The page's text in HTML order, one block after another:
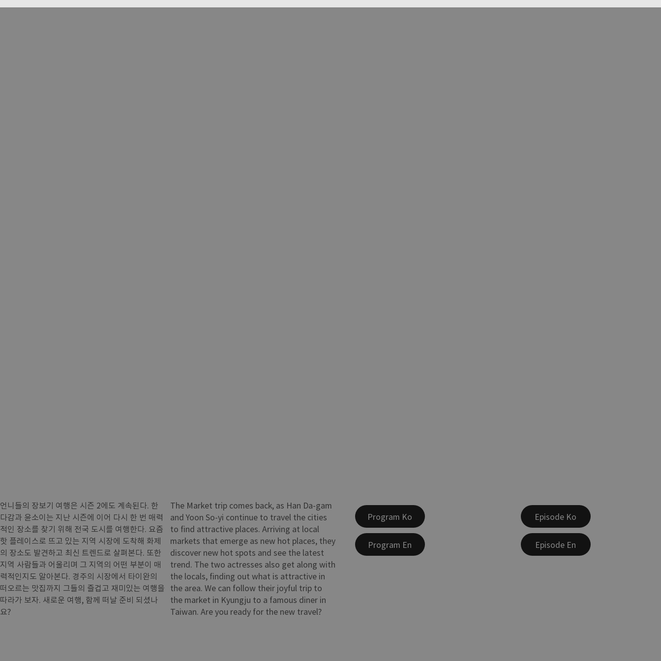
언니들의 장보기 여행은 시즌 2에도 계속된다. 한
다감과 윤소이는 지난 시즌에 이어 다시 한 번 매력
적인 장소를 찾기 위해 전국 도시를 여행한다. 요즘
핫 플레이스로 뜨고 있는 지역 시장에 도착해 화제
의 장소도 발견하고 최신 트렌드로 살펴본다. 또한
지역 사람들과 어울리며 그 지역의 어떤 부분이 매
력적인지도 알아본다. 경주의 시장에서 타이완의
떠오르는 맛집까지 그들의 즐겁고 재미있는 여행을
따라가 보자. 새로운 여행, 함께 떠날 준비 되셨나
요?
The Market trip comes back, as Han Da-gam
and Yoon So-yi continue to travel the cities
to find attractive places. Arriving at local
markets that emerge as new hot places, they
discover new hot spots and see the latest
trend. The two actresses also get along with
the locals, finding out what is attractive in
the area. We can follow their joyful trip to
the market in Kyungju to a famous diner in
Taiwan. Are you ready for the new travel?
Program Ko
Program En
Episode Ko
Episode En